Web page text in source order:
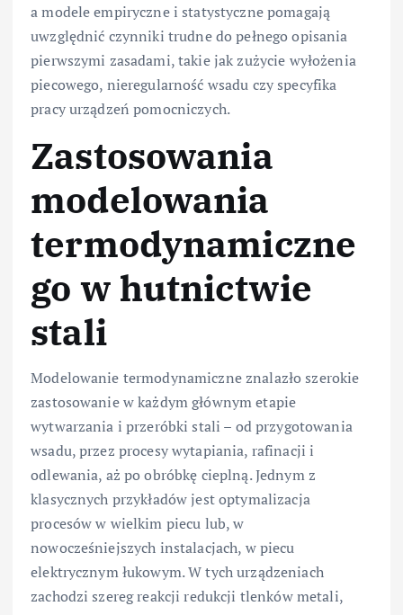
a modele empiryczne i statystyczne pomagają
uwzględnić czynniki trudne do pełnego opisania
pierwszymi zasadami, takie jak zużycie wyłożenia
piecowego, nieregularność wsadu czy specyfika
pracy urządzeń pomocniczych.
Zastosowania
modelowania
termodynamiczne
go w hutnictwie
stali
Modelowanie termodynamiczne znalazło szerokie
zastosowanie w każdym głównym etapie
wytwarzania i przeróbki stali – od przygotowania
wsadu, przez procesy wytapiania, rafinacji i
odlewania, aż po obróbkę cieplną. Jednym z
klasycznych przykładów jest optymalizacja
procesów w wielkim piecu lub, w
nowocześniejszych instalacjach, w piecu
elektrycznym łukowym. W tych urządzeniach
zachodzi szereg reakcji redukcji tlenków metali,